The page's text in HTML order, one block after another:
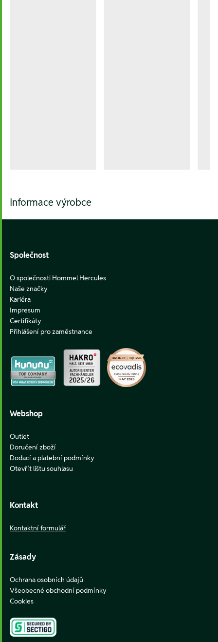
Informace výrobce
Společnost
O společnosti Hommel Hercules
Naše značky
Kariéra
Impresum
Certifikáty
Přihlášení pro zaměstnance
Webshop
Outlet
Doručení zboží
Dodací a platební podmínky
Otevřít lištu souhlasu
Kontakt
Kontaktní formulář
Zásady
Ochrana osobních údajů
Všeobecné obchodní podmínky
Cookies